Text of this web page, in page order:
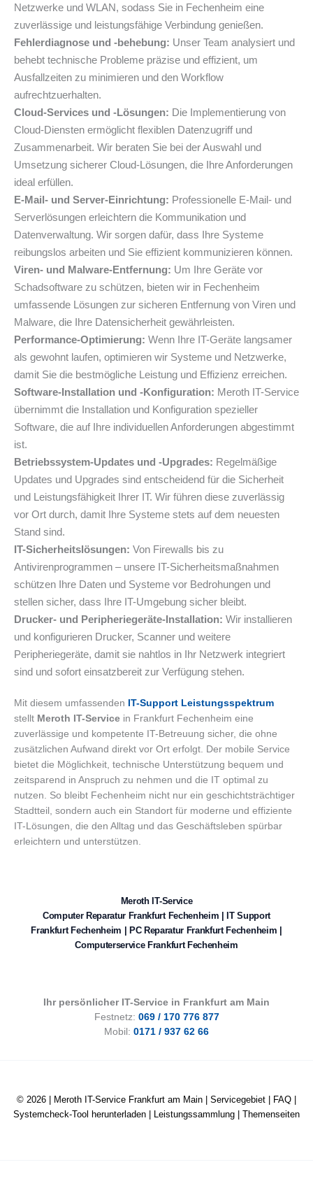
Netzwerke und WLAN, sodass Sie in Fechenheim eine
zuverlässige und leistungsfähige Verbindung genießen.
Fehlerdiagnose und -behebung: Unser Team analysiert und
behebt technische Probleme präzise und effizient, um
Ausfallzeiten zu minimieren und den Workflow
aufrechtzuerhalten.
Cloud-Services und -Lösungen: Die Implementierung von
Cloud-Diensten ermöglicht flexiblen Datenzugriff und
Zusammenarbeit. Wir beraten Sie bei der Auswahl und
Umsetzung sicherer Cloud-Lösungen, die Ihre Anforderungen
ideal erfüllen.
E-Mail- und Server-Einrichtung: Professionelle E-Mail- und
Serverlösungen erleichtern die Kommunikation und
Datenverwaltung. Wir sorgen dafür, dass Ihre Systeme
reibungslos arbeiten und Sie effizient kommunizieren können.
Viren- und Malware-Entfernung: Um Ihre Geräte vor
Schadsoftware zu schützen, bieten wir in Fechenheim
umfassende Lösungen zur sicheren Entfernung von Viren und
Malware, die Ihre Datensicherheit gewährleisten.
Performance-Optimierung: Wenn Ihre IT-Geräte langsamer
als gewohnt laufen, optimieren wir Systeme und Netzwerke,
damit Sie die bestmögliche Leistung und Effizienz erreichen.
Software-Installation und -Konfiguration: Meroth IT-Service
übernimmt die Installation und Konfiguration spezieller
Software, die auf Ihre individuellen Anforderungen abgestimmt
ist.
Betriebssystem-Updates und -Upgrades: Regelmäßige
Updates und Upgrades sind entscheidend für die Sicherheit
und Leistungsfähigkeit Ihrer IT. Wir führen diese zuverlässig
vor Ort durch, damit Ihre Systeme stets auf dem neuesten
Stand sind.
IT-Sicherheitslösungen: Von Firewalls bis zu
Antivirenprogrammen – unsere IT-Sicherheitsmaßnahmen
schützen Ihre Daten und Systeme vor Bedrohungen und
stellen sicher, dass Ihre IT-Umgebung sicher bleibt.
Drucker- und Peripheriegeräte-Installation: Wir installieren
und konfigurieren Drucker, Scanner und weitere
Peripheriegeräte, damit sie nahtlos in Ihr Netzwerk integriert
sind und sofort einsatzbereit zur Verfügung stehen.
Mit diesem umfassenden IT-Support Leistungsspektrum
stellt Meroth IT-Service in Frankfurt Fechenheim eine
zuverlässige und kompetente IT-Betreuung sicher, die ohne
zusätzlichen Aufwand direkt vor Ort erfolgt. Der mobile Service
bietet die Möglichkeit, technische Unterstützung bequem und
zeitsparend in Anspruch zu nehmen und die IT optimal zu
nutzen. So bleibt Fechenheim nicht nur ein geschichtsträchtiger
Stadtteil, sondern auch ein Standort für moderne und effiziente
IT-Lösungen, die den Alltag und das Geschäftsleben spürbar
erleichtern und unterstützen.
Meroth IT-Service
Computer Reparatur Frankfurt Fechenheim | IT Support
Frankfurt Fechenheim | PC Reparatur Frankfurt Fechenheim |
Computerservice Frankfurt Fechenheim
Ihr persönlicher IT-Service in Frankfurt am Main
Festnetz: 069 / 170 776 877
Mobil: 0171 / 937 62 66
© 2026 | Meroth IT-Service Frankfurt am Main Servicegebiet FAQ
Systemcheck-Tool herunterladen
Leistungssammlung Themenseiten